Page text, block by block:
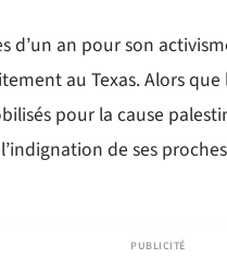
an pour son
au Texas. Alors
pour la cause
de ses